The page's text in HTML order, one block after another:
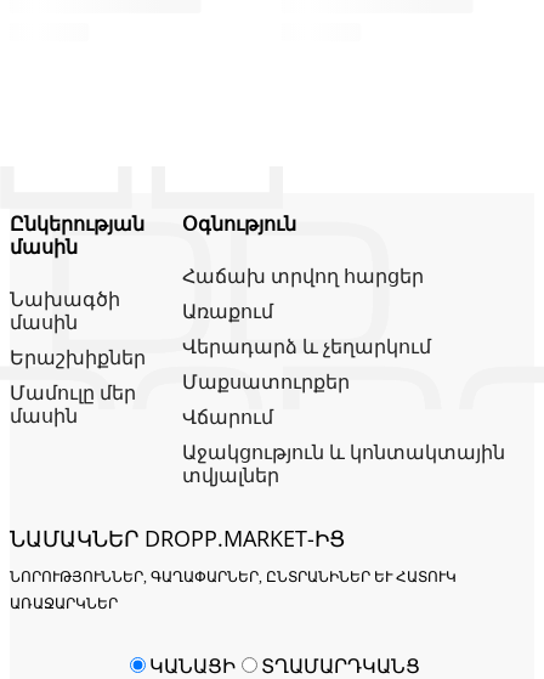
Ընկերության
մասին
Նախագծի
մասին
Երաշխիքներ
Մամուլը մեր
մասին
Օգնություն
Հաճախ տրվող հարցեր
Առաքում
Վերադարձ և չեղարկում
Մաքսատուրքեր
Վճարում
Աջակցություն և կոնտակտային
տվյալներ
ՆԱՄԱԿՆԵՐ DROPP.MARKET-ԻՑ
ՆՈՐՈՒԹՅՈՒՆՆԵՐ, ԳԱՂԱՓԱՐՆԵՐ, ԸՆՏՐԱՆԻՆԵՐ ԵՒ ՀԱՏՈՒԿ Ա
ՌԱՋԱՐԿՆԵՐ
ԿԱՆԱՑԻ ՏՂԱՄԱՐԴԿԱՆՑ